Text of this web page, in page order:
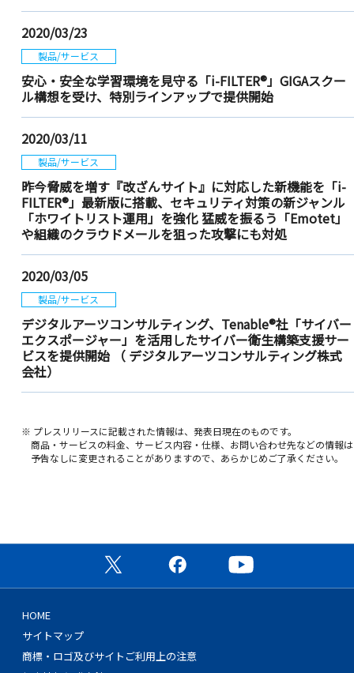
2020/03/23
製品/サービス
安心・安全な学習環境を見守る「i-FILTER®」GIGAスクー
ル構想を受け、特別ラインアップで提供開始
2020/03/11
製品/サービス
昨今脅威を増す『改ざんサイト』に対応した新機能を「i-
FILTER®」最新版に搭載、セキュリティ対策の新ジャンル
「ホワイトリスト運用」を強化 猛威を振るう「Emotet」
や組織のクラウドメールを狙った攻撃にも対処
2020/03/05
製品/サービス
デジタルアーツコンサルティング、Tenable®社「サイバー
エクスポージャー」を活用したサイバー衛生構築支援サー
ビスを提供開始
（ デジタルアーツコンサルティング株式
会社）
※ プレスリリースに記載された情報は、発表日現在のものです。
商品・サービスの料金、サービス内容・仕様、お問い合わせ先などの情報は
予告なしに変更されることがありますので、あらかじめご了承ください。
公式X（旧Twitter）ページ
公式Facebookページ
HOME
サイトマップ
商標・ロゴ及びサイトご利用上の注意